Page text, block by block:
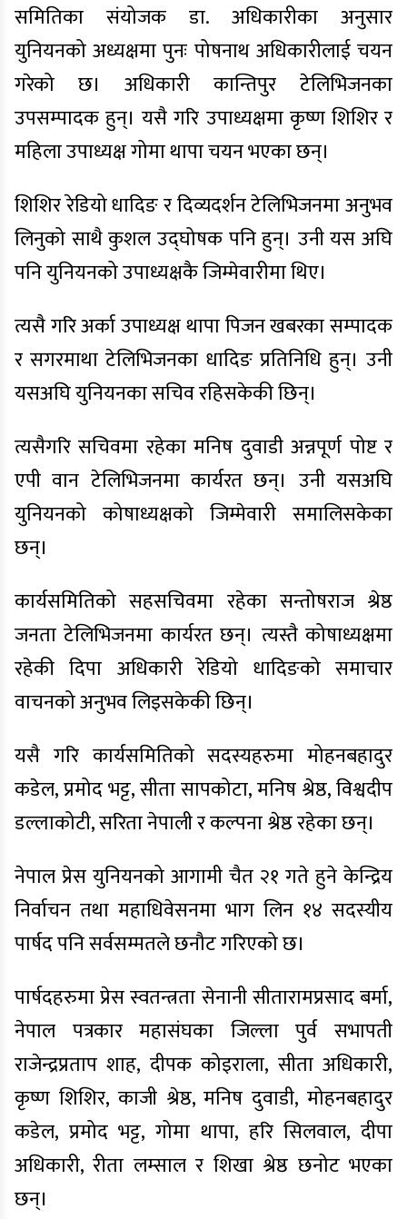
समितिका संयोजक डा. अधिकारीका अनुसार
युनियनको अध्यक्षमा पुनः पोषनाथ अधिकारीलाई चयन
गरेको छ। अधिकारी कान्तिपुर टेलिभिजनका
उपसम्पादक हुन्। यसै गरि उपाध्यक्षमा कृष्ण शिशिर र
महिला उपाध्यक्ष गोमा थापा चयन भएका छन्।
शिशिर रेडियो धादिङ र दिव्यदर्शन टेलिभिजनमा अनुभव
लिनुको साथै कुशल उद्घोषक पनि हुन्। उनी यस अघि
पनि युनियनको उपाध्यक्षकै जिम्मेवारीमा थिए।
त्यसै गरि अर्का उपाध्यक्ष थापा पिजन खबरका सम्पादक
र सगरमाथा टेलिभिजनका धादिङ प्रतिनिधि हुन्। उनी
यसअघि युनियनका सचिव रहिसकेकी छिन्।
त्यसैगरि सचिवमा रहेका मनिष दुवाडी अन्नपूर्ण पोष्ट र
एपी वान टेलिभिजनमा कार्यरत छन्। उनी यसअघि
युनियनको कोषाध्यक्षको जिम्मेवारी समालिसकेका
छन्।
कार्यसमितिको सहसचिवमा रहेका सन्तोषराज श्रेष्ठ
जनता टेलिभिजनमा कार्यरत छन्। त्यस्तै कोषाध्यक्षमा
रहेकी दिपा अधिकारी रेडियो धादिङको समाचार
वाचनको अनुभव लिइसकेकी छिन्।
यसै गरि कार्यसमितिको सदस्यहरुमा मोहनबहादुर
कडेल, प्रमोद भट्ट, सीता सापकोटा, मनिष श्रेष्ठ, विश्वदीप
डल्लाकोटी, सरिता नेपाली र कल्पना श्रेष्ठ रहेका छन्।
नेपाल प्रेस युनियनको आगामी चैत २१ गते हुने केन्द्रिय
निर्वाचन तथा महाधिवेसनमा भाग लिन १४ सदस्यीय
पार्षद पनि सर्वसम्मतले छनौट गरिएको छ।
पार्षदहरुमा प्रेस स्वतन्त्रता सेनानी सीतारामप्रसाद बर्मा,
नेपाल पत्रकार महासंघका जिल्ला पुर्व सभापती
राजेन्द्रप्रताप शाह, दीपक कोइराला, सीता अधिकारी,
कृष्ण शिशिर, काजी श्रेष्ठ, मनिष दुवाडी, मोहनबहादुर
कडेल, प्रमोद भट्ट, गोमा थापा, हरि सिलवाल, दीपा
अधिकारी, रीता लम्साल र शिखा श्रेष्ठ छनोट भएका
छन्।